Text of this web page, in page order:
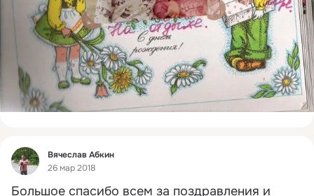
Фид
Вячеслав Абкин
26 мар 2018
Большое спасибо всем за поздравления и